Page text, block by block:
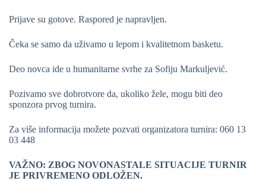
Prijave su gotove. Raspored je napravljen.
Čeka se samo da uživamo u lepom i kvalitetnom basketu.
Deo novca ide u humanitarne svrhe za Sofiju Markuljević.
Pozivamo sve dobrotvore da, ukoliko žele, mogu biti deo
sponzora prvog turnira.
Za više informacija možete pozvati organizatora turnira: 060 13
03 448
VAŽNO: ZBOG NOVONASTALE SITUACIJE TURNIR
JE PRIVREMENO ODLOŽEN.